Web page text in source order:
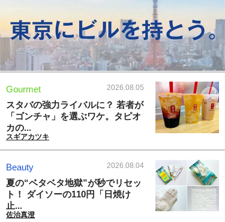
Gourmet 2026.08.05
スタバの強力ライバルに？ 若者が
「ゴンチャ」を選ぶワケ。タピオ
カの...
スギアカツキ
Beauty 2026.08.04
夏の“ベタベタ地獄”が秒でリセッ
ト！ ダイソーの110円「日焼け
止...
佐治真澄